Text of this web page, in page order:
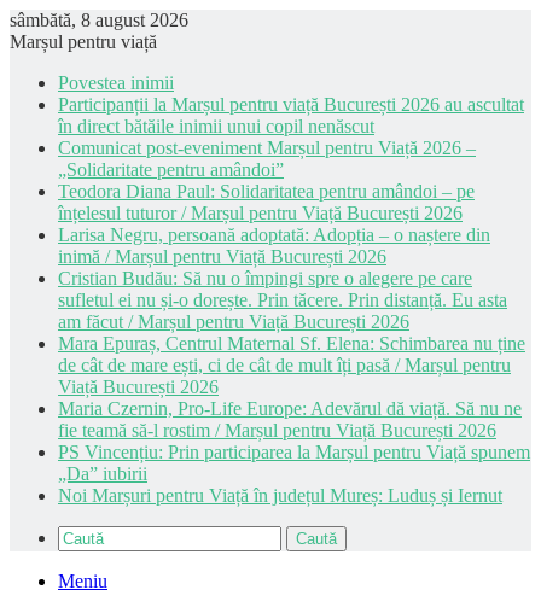
sâmbătă, 8 august 2026
Marșul pentru viață
Povestea inimii
Participanții la Marșul pentru viață București 2026 au ascultat
în direct bătăile inimii unui copil nenăscut
Comunicat post-eveniment Marșul pentru Viață 2026 –
„Solidaritate pentru amândoi”
Teodora Diana Paul: Solidaritatea pentru amândoi – pe
înțelesul tuturor / Marșul pentru Viață București 2026
Larisa Negru, persoană adoptată: Adopția – o naștere din
inimă / Marșul pentru Viață București 2026
Cristian Budău: Să nu o împingi spre o alegere pe care
sufletul ei nu și-o dorește. Prin tăcere. Prin distanță. Eu asta
am făcut / Marșul pentru Viață București 2026
Mara Epuraș, Centrul Maternal Sf. Elena: Schimbarea nu ține
de cât de mare ești, ci de cât de mult îți pasă / Marșul pentru
Viață București 2026
Maria Czernin, Pro-Life Europe: Adevărul dă viață. Să nu ne
fie teamă să-l rostim / Marșul pentru Viață București 2026
PS Vincențiu: Prin participarea la Marșul pentru Viață spunem
„Da” iubirii
Noi Marșuri pentru Viață în județul Mureș: Luduș și Iernut
Caută
Meniu